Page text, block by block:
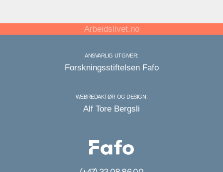
Arbeidslivet.no
ANSVARLIG UTGIVER:
Forskningsstiftelsen Fafo
WEBREDAKTØR OG DESIGN:
Alf Tore Bergsli